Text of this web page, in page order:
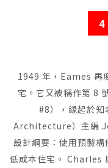
4
1949 年，Eames 再
宅。它又被稱作第 8
#8），緣起於
Architecture）主編
設計綱要：使用預製
低成本住宅。 Charles